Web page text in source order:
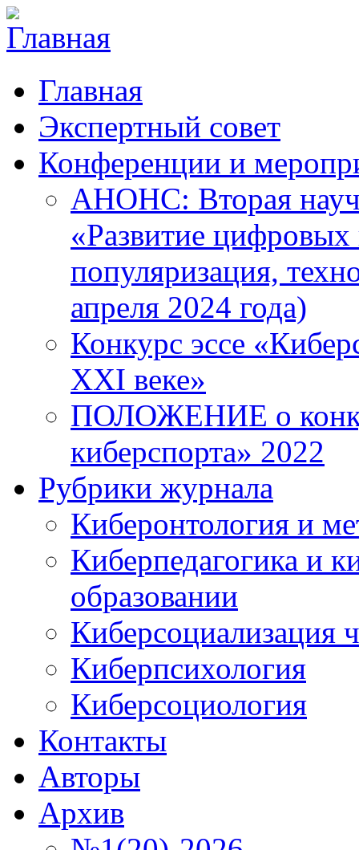
Главная
Экспертный совет
Конференции и
АНОНС: Вторая
«Развитие цифровых
популяризация,
апреля 2024 года)
Конкурс эссе
XXI веке»
ПОЛОЖЕНИЕ о
киберспорта» 2022
Рубрики журнала
Киберонтология и
Киберпедагогика и
образовании
Киберсоциализация
Киберпсихология
Киберсоциология
Контакты
Авторы
Архив